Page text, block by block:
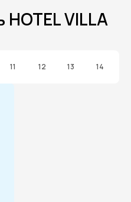
VILLA
11 12 13 14